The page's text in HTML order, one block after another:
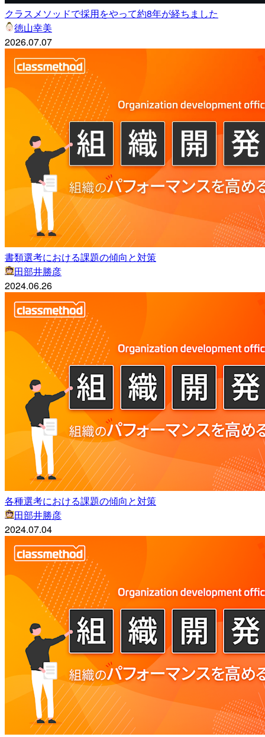
クラスメソッドで採用をやって約8年が経ちました
徳山幸美
2026.07.07
書類選考における課題の傾向と対策
田部井勝彦
2024.06.26
各種選考における課題の傾向と対策
田部井勝彦
2024.07.04